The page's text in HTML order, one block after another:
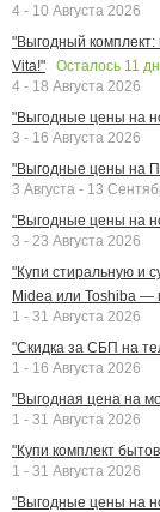
4 - 10 Августа 2026
"Выгодный комплект:
Vita!"
Осталось 11
4 - 18 Августа 2026
"Выгодные цены на
3 - 16 Августа 2026
"Выгодные цены на
3 Августа - 13
"Выгодные цены на
3 - 23 Августа 2026
"Купи стиральную и
Midea или Toshiba —
1 - 31 Августа 2026
"Скидка за СБП на
1 - 16 Августа 2026
"Выгодная цена на
1 - 31 Августа 2026
"Купи комплект
1 - 31 Августа 2026
"Выгодные цены на